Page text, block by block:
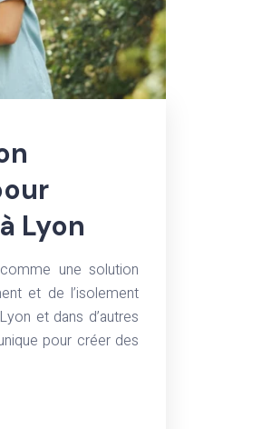
Lyon
une solution
et de l’isolement
et dans d’autres
pour créer des